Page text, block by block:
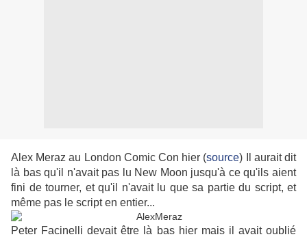
Alex Meraz au London Comic Con hier (source) Il aurait dit
là bas qu'il n'avait pas lu New Moon jusqu'à ce qu'ils aient
fini de tourner, et qu'il n'avait lu que sa partie du script, et
même pas le script en entier...
Peter Facinelli devait être là bas hier mais il avait oublié